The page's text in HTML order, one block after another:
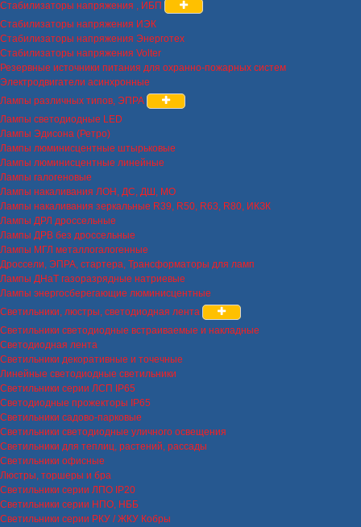
Стабилизаторы напряжения , ИБП
Стабилизаторы напряжения ИЭК
Стабилизаторы напряжения Энерготех
Стабилизаторы напряжения Volter
Резервные источники питания для охранно-пожарных систем
Электродвигатели асинхронные
Лампы различных типов, ЭПРА
Лампы светодиодные LED
Лампы Эдисона (Ретро)
Лампы люминисцентные штырьковые
Лампы люминисцентные линейные
Лампы галогеновые
Лампы накаливания ЛОН, ДС, ДШ, МО
Лампы накаливания зеркальные R39, R50, R63, R80, ИКЗК
Лампы ДРЛ дроссельные
Лампы ДРВ без дроссельные
Лампы МГЛ металлогалогенные
Дроссели, ЭПРА, стартера, Трансформаторы для ламп
Лампы ДНаТ газоразрядные натриевые
Лампы энергосберегающие люминисцентные
Светильники, люстры, светодиодная лента
Светильники светодиодные встраиваемые и накладные
Светодиодная лента
Светильники декоративные и точечные
Линейные светодиодные светильники
Светильники серии ЛСП IP65
Светодиодные прожекторы IP65
Светильники садово-парковые
Светильники светодиодные уличного освещения
Светильники для теплиц, растений, рассады
Светильники офисные
Люстры, торшеры и бра
Светильники серии ЛПО IP20
Светильники серии НПО, НББ
Светильники серии РКУ / ЖКУ Кобры